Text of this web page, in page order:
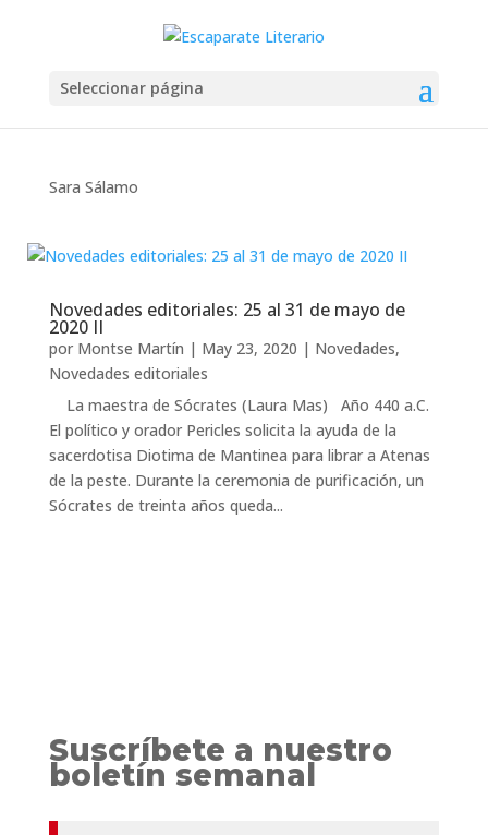
Seleccionar página
Sara Sálamo
Novedades editoriales: 25 al 31 de mayo de
2020 II
por Montse Martín | May 23, 2020 | Novedades,
Novedades editoriales
La maestra de Sócrates (Laura Mas) Año 440 a.C.
El político y orador Pericles solicita la ayuda de la
sacerdotisa Diotima de Mantinea para librar a Atenas
de la peste. Durante la ceremonia de purificación, un
Sócrates de treinta años queda...
Suscríbete a nuestro
boletín semanal